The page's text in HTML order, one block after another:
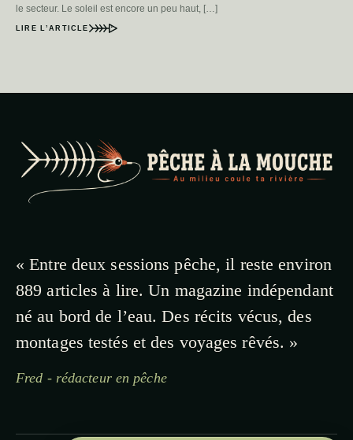
le secteur. Le soleil est encore un peu haut, […]
LIRE L’ARTICLE
« Entre deux sessions pêche, il reste environ
889 articles à lire. Un magazine indépendant
né au bord de l’eau. Des récits vécus, des
montages testés et des voyages rêvés. »
Fred - rédacteur en pêche